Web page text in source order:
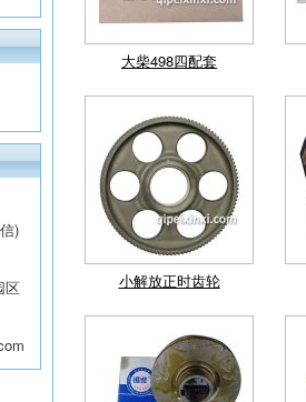
)
区
大柴498四配套
小解放正时齿轮